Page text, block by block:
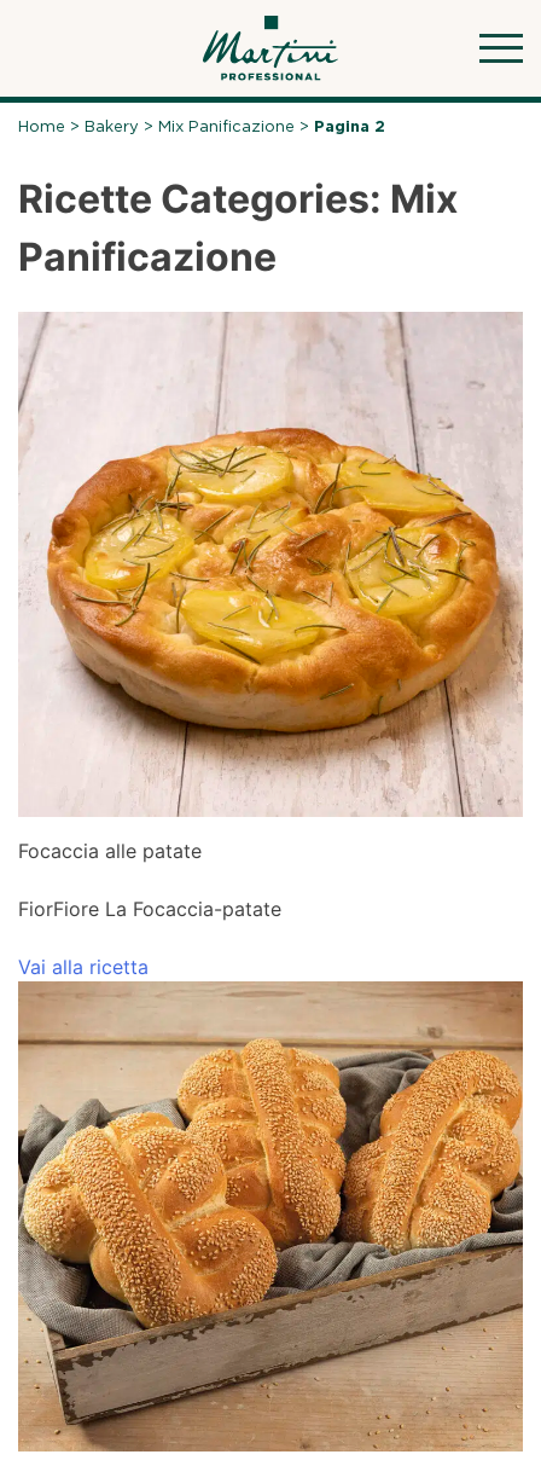
Home >Bakery >Mix Panificazione > Pagina 2
Ricette Categories: Mix
Panificazione
Focaccia alle patate
FiorFiore La Focaccia-patate
Vai alla ricetta